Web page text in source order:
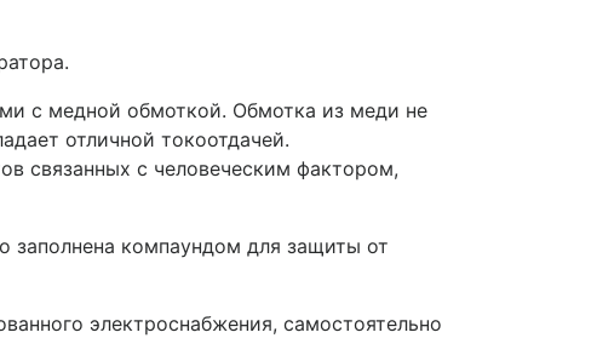
с медной обмоткой. Обмотка из меди не
отличной токоотдачей.
связанных с человеческим фактором,
заполнена компаундом для защиты от
электроснабжения, самостоятельно